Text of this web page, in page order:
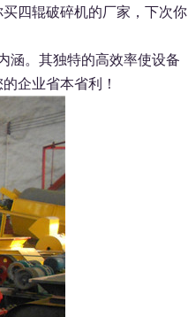
四辊破碎机的厂家，下次你
涵。其独特的高效率使设备
企业省本省利！